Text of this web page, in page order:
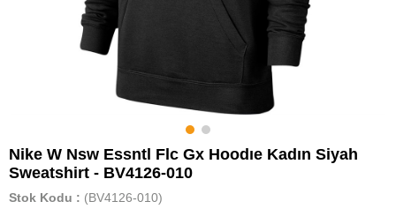
Nike W Nsw Essntl Flc Gx Hoodıe Kadın Siyah
Sweatshirt - BV4126-010
Stok Kodu
(BV4126-010)